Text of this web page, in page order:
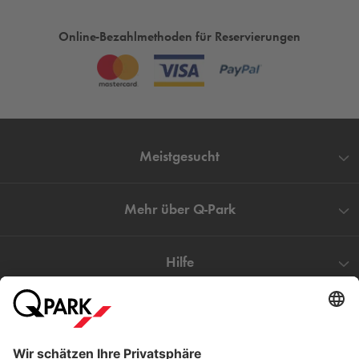
Online-Bezahlmethoden für Reservierungen
Meistgesucht
Mehr über Q-Park
Hilfe